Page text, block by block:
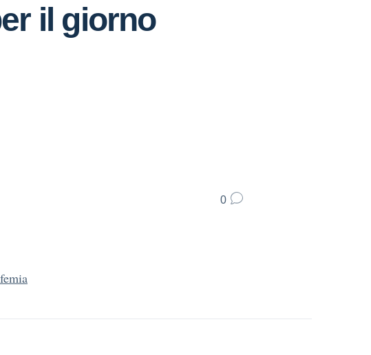
il giorno
0